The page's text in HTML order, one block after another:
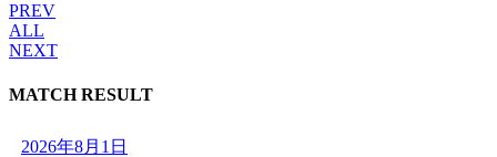
PREV
ALL
NEXT
MATCH RESULT
2026年8月1日